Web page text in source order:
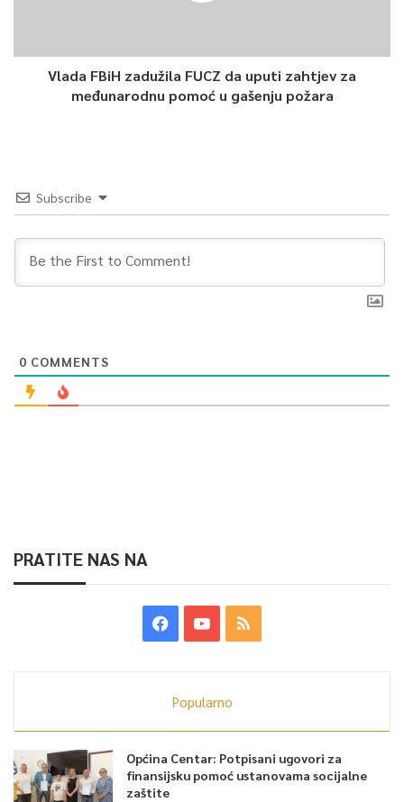
Vlada FBiH zadužila FUCZ da uputi zahtjev za
međunarodnu pomoć u gašenju požara
Subscribe
0 COMMENTS
PRATITE NAS NA
Popularno
Općina Centar: Potpisani ugovori za
finansijsku pomoć ustanovama socijalne
zaštite